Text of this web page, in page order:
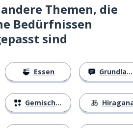
Themen, die
Bedürfnissen
sind
Essen
Gemischtes
Grundlagen